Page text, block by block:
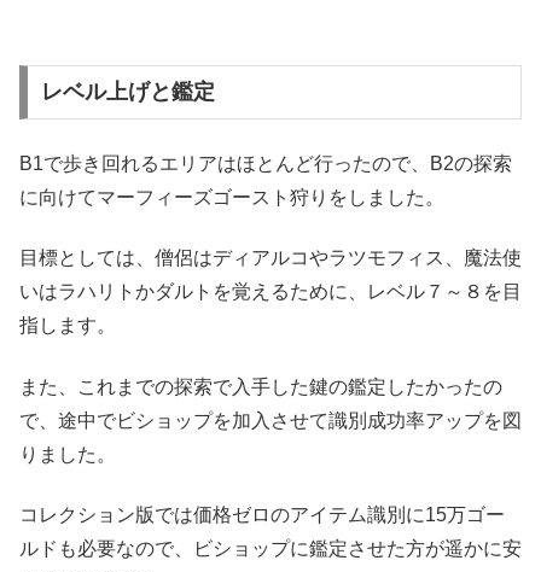
レベル上げと鑑定
B1で歩き回れるエリアはほとんど行ったので、B2の探索
に向けてマーフィーズゴースト狩りをしました。
目標としては、僧侶はディアルコやラツモフィス、魔法使
いはラハリトかダルトを覚えるために、レベル７～８を目
指します。
また、これまでの探索で入手した鍵の鑑定したかったの
で、途中でビショップを加入させて識別成功率アップを図
りました。
コレクション版では価格ゼロのアイテム識別に15万ゴー
ルドも必要なので、ビショップに鑑定させた方が遥かに安